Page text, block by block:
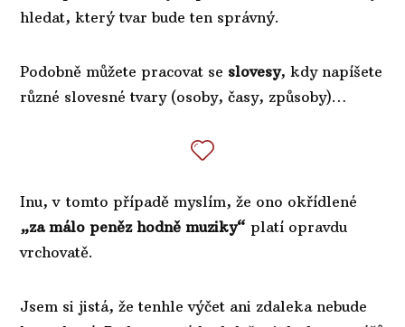
hledat, který tvar bude ten správný.
Podobně můžete pracovat se slovesy, kdy napíšete
různé slovesné tvary (osoby, časy, způsoby)…
Inu, v tomto případě myslím, že ono okřídlené
„za málo peněz hodně muziky“ platí opravdu
vrchovatě.
Jsem si jistá, že tenhle výčet ani zdaleka nebude